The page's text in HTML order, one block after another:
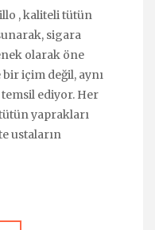
, kaliteli tütün
sigara
olarak öne
bir içim değil, aynı
ediyor. Her
yaprakları
ustaların